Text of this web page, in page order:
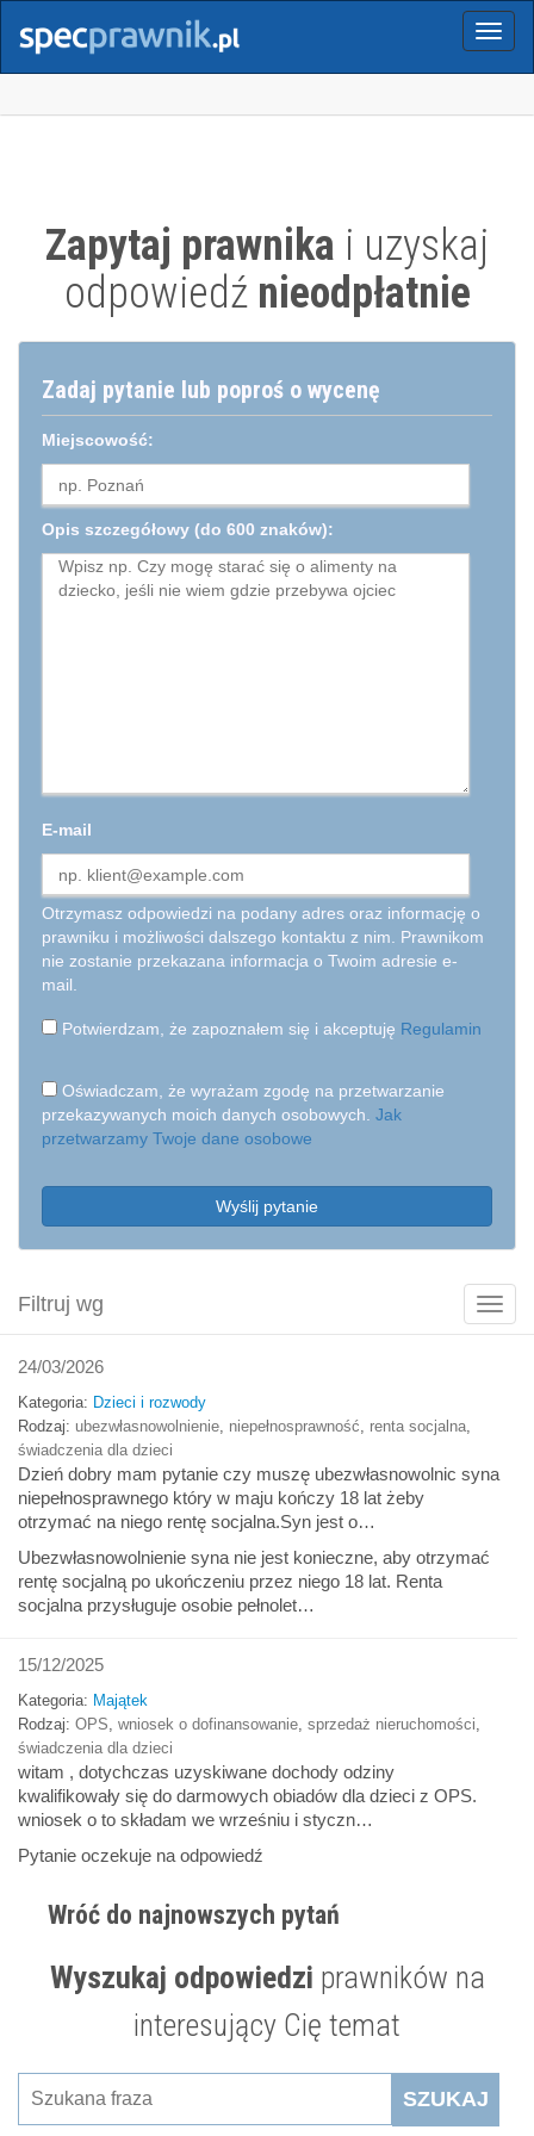
Menu
Wyszukaj odpowiedzi prawników na
interesujący Cię temat
SZUKAJ
Pokaż
filtry
Filtruj wg
Zapytaj prawnika i uzyskaj
odpowiedźnieodpłatnie
Zadaj pytanie lub poproś o wycenę
Miejscowość:
Opis szczegółowy (do 600 znaków):
E-mail
Otrzymasz odpowiedzi na podany adres oraz informację o
prawniku i możliwości dalszego kontaktu z nim. Prawnikom
nie zostanie przekazana informacja o Twoim adresie e-
mail.
Potwierdzam, że zapoznałem się i akceptuję Regulamin
Oświadczam, że wyrażam zgodę na przetwarzanie
przekazywanych moich danych osobowych. Jak
przetwarzamy Twoje dane osobowe
Wyślij pytanie
24/03/2026
Kategoria: Dzieci i rozwody
Rodzaj: ubezwłasnowolnienie niepełnosprawność renta socjalna
świadczenia dla dzieci
Dzień dobry mam pytanie czy muszę ubezwłasnowolnic syna
niepełnosprawnego który w maju kończy 18 lat żeby
otrzymać na niego rentę socjalna.Syn jest o…
Ubezwłasnowolnienie syna nie jest konieczne, aby otrzymać
rentę socjalną po ukończeniu przez niego 18 lat. Renta
socjalna przysługuje osobie pełnolet…
15/12/2025
Kategoria: Majątek
Rodzaj: OPS wniosek o dofinansowanie sprzedaż nieruchomości
świadczenia dla dzieci
witam , dotychczas uzyskiwane dochody odziny
kwalifikowały się do darmowych obiadów dla dzieci z OPS.
wniosek o to składam we wrześniu i styczn…
Pytanie oczekuje na odpowiedź
Wróć do najnowszych pytań